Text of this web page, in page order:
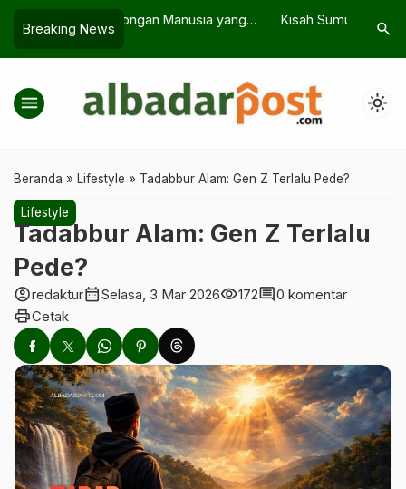
Breaking News
Kisah Sumur Zamzam, Dari Tangisan
Tahun
search
menu light_mode
Beranda » Lifestyle » Tadabbur Alam: Gen Z Terlalu Pede?
Lifestyle
Tadabbur Alam: Gen Z Terlalu
Pede?
account_circleredakturcalendar_monthSelasa, 3 Mar 2026visibility172comment0 komentar
printCetak